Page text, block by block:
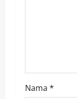
Nama *